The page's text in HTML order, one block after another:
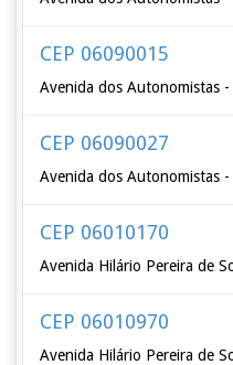
CEP 06090015
Avenida dos Autonomistas
CEP 06090027
Avenida dos Autonomistas
CEP 06010170
Avenida Hilário Pereira de
CEP 06010970
Avenida Hilário Pereira de